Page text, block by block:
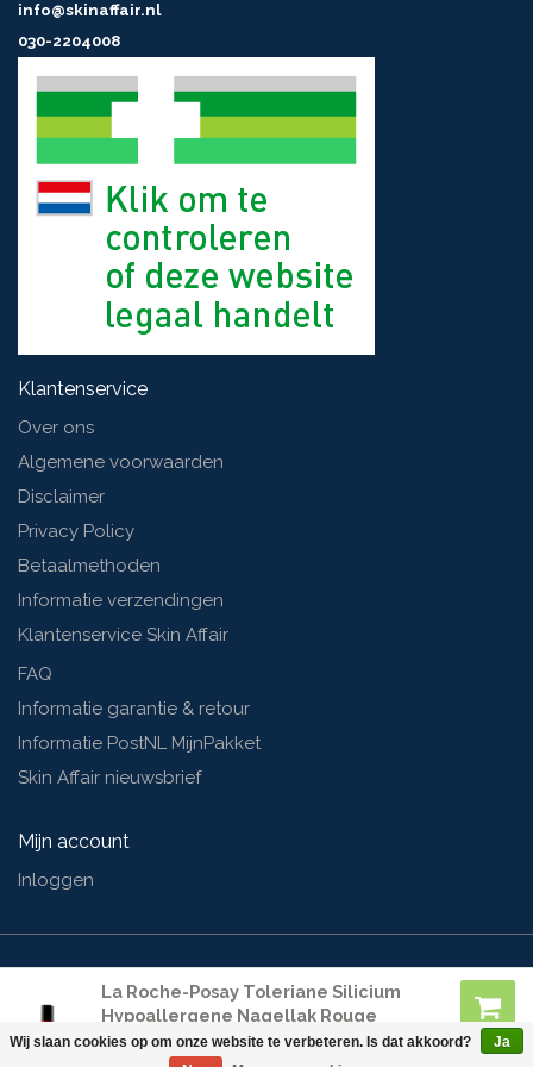
La Roche-Posay Toleriane Silicium
Hypoallergene Nagellak Rouge
Parfait
info@skinaffair.nl
030-2204008
Klantenservice
Over ons
Algemene voorwaarden
Disclaimer
Privacy Policy
Betaalmethoden
Informatie verzendingen
Klantenservice Skin Affair
FAQ
Informatie garantie & retour
Informatie PostNL MijnPakket
Skin Affair nieuwsbrief
Mijn account
Inloggen
Wij slaan cookies op om onze website te verbeteren. Is dat akkoord?
Ja